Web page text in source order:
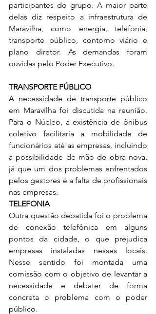
participantes do grupo. A maior parte
delas diz respeito a infraestrutura de
Maravilha, como energia, telefonia,
transporte público, contorno viário e
plano diretor. As demandas foram
ouvidas pelo Poder Executivo.
TRANSPORTE PÚBLICO
A necessidade de transporte público
em Maravilha foi discutida na reunião.
Para o Núcleo, a existência de ônibus
coletivo facilitaria a mobilidade de
funcionários até as empresas, incluindo
a possibilidade de mão de obra nova,
já que um dos problemas enfrentados
pelos gestores é a falta de profissionais
nas empresas.
TELEFONIA
Outra questão debatida foi o problema
de conexão telefônica em alguns
pontos da cidade, o que prejudica
empresas instaladas nesses locais.
Nesse sentido foi montada uma
comissão com o objetivo de levantar a
necessidade e debater de forma
concreta o problema com o poder
público.